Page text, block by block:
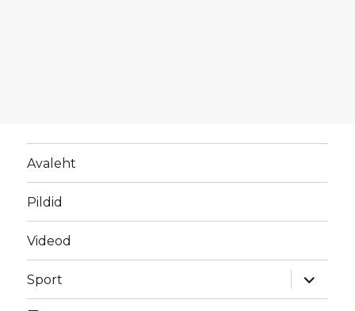
Avaleht
Pildid
Videod
Sport
laienda